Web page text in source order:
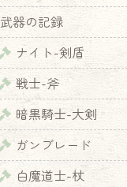
武器の記録
ナイト-剣盾
戦士-斧
暗黒騎士-大剣
ガンブレード
白魔道士-杖